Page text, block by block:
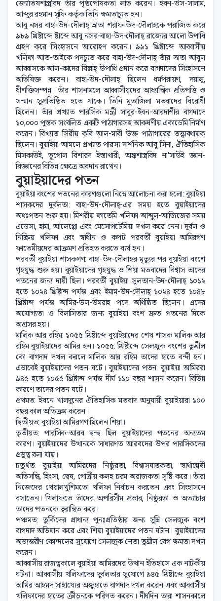
জ্যোতিষশাস্ত্রবিদ তাঁর পৃষ্ঠপোষকতা লাভ করেন। ইবন-উস-সালাম,
আব্দুর রহমান সৃফি কর্তৃক তিনি ক্ষমতাচ্যুত হন।
আবু নসর বাহা-উদ-দৌলাহ্ ভ্রাতা শরাফ-উদ-দৌলাহকে পরাজিত করে
৯৮৯ খ্রিষ্টাব্দে ষ্টাব্দে আবু নসর-বাহা-উদ-দৌলাহ্ রাজ্যের আলো উপাধি
গ্রহণ করে সিংহাসনে আরোহণ করেন। ৯৯১ খ্রিষ্টাব্দে আব্বাসীয়
খলিফা আত-তাইকে পদচ্যুত করে বাহা-উদ-দৌলাহ্ তাঁর ভ্রাতা আবুল
আব্বাসকে আল-কাদের বিল্লাহ্ উপাধি প্রদান করে বাগদাদের সিংহাসনে
অভিষিক্ত করেন। বাহা-উদ-দৌলাহ্ ছিলেন ধর্মপরায়ণ, দয়ালু,
ধীশক্তিসম্পন্ন। তাঁর শাসনামলে আব্বাসীয়দের আধ্যাত্মিক প্রতিপত্তি ও
সম্মান সুপ্রতিষ্ঠিত হতে থাকে। তিনি মুতাজিলা মতবাদের বিরোধী
ছিলেন। তাঁর প্রখ্যাত পারসিক মন্ত্রী সাবুর-ইবন-আরদাশীর বাগদাদে
১০,০০০ পুস্তক সংবলিত একটি পাঠাগারসহ আকর্ষণীয় একাডেমি নির্মাণ
করেন। বিখ্যাত সিরীয় কবি আল-মাবী উক্ত পাঠাগারের তত্ত্বাবধায়ক
ছিলেন। বুয়াইয়া আমলে প্রখ্যাত পারস্য দার্শনিক আবু সিনা, ঐতিহাসিক
মিসকাউই, ভূগোল বিশারদ ইস্তাখারী, অঙ্কশাস্ত্রবিদ না'সাউই জ্ঞান-
বিজ্ঞানের বিভিন্ন ক্ষেত্রে অবদান রাখেন।
বুয়াইয়াদের পতন
বুয়াইয়া বংশের পতনের কারণগুলো নিম্নে আলোচনা করা হলো: বুয়াইয়া
শাসকদের দুর্বলতা: বাহা-উদ-দৌলাহ্-এর সময় হতে বুয়াইয়াদের
অধঃপতন শুরু হয়। মিশরীয় ফাতেমি খলিফা আব্দুল-আজিজের সময়
এডেসা, হামা, আলেপ্পো এবং মেসোপটেমিয়া দখল করে নেন। দুর্বল ও
নিষ্ক্রিয় খলিফা এবং স্বাধীন ও কপট পরবর্তী বুয়াইয়া আমিরগণ
ফাতেমীয়দের আক্রমণ প্রতিহত করতে ব্যর্থ হন।
পরবর্তী বুয়াইয়া শাসকগণ: বাহা-উদ-দৌলাহর মৃত্যুর পর বুয়াইয়া বংশে
গৃহযুদ্ধ শুরু হয়। বুয়াইয়াদের গৃহযুদ্ধ ও শিয়া মতবাদের বিশ্বাস তাদের
পতনের জন্য দায়ী ছিল। পরবর্তী বুয়াইয়া সুলতান-উদ-দৌলাহ্ ১০১২
হতে ১০২৪ খ্রিষ্টাব্দ পর্যন্ত এবং ইমাম-উদ-দৌলাহ্ ১০২৪ হতে ১০৪৮
খ্রিষ্টাব্দ পর্যন্ত আমির-উল-উমরাহ পদে অধিষ্ঠিত ছিলেন। এদের
অযোগ্যতা ও বিলাসিতার জন্য বুয়াইয়া বংশ দ্রুত পতনের দিকে
অগ্রসর হয়।
মালিক আর রহিম: ১০৫৫ খ্রিষ্টাব্দে বুয়াইয়াদের শেষ শাসক মালিক আর
রহিম বুয়াইয়াদের আমির হন। ১০৫৫. খ্রিষ্টাব্দে সেলজুক বংশের তুঘ্রীল
কো বাগদাদ দখল করলে মালিক আর রহিম তাদের হাতে বন্দী হন।
এভাবেই বুয়াইয়াদের পতন ঘটে। বুয়াইয়াদের পতন: বুয়াইয়া আমিররা
৯৪৫ হতে ১০৫৫ খ্রিষ্টাব্দ পর্যন্ত দীর্ঘ ১১০ বছর শাসন করেন। বিভিন্ন
কারণে তাদের পতন ঘটে।
প্রথমত: ইবনে খালদুনের ঐতিহাসিক মতবাদ অনুযায়ী বুয়াইয়ারা ১০০
বছর কাল অতিক্রম করেন।
দ্বিতীয়ত: বুয়াইয়া আমিরগণ ছিলেন শিয়া।
তৃতীয়ত: পারসিক-আরব দ্বন্দ্ব ছিল বুয়াইয়াদের পতনের অন্যতম
কারণ। বুয়াইয়াদের উত্থানকে সাধারণত আরবদের উপর পারসিকদের
প্রভুত্ব বলা যায়।
চতুর্থত: বুয়াইয়া আমিরদের নিষ্ঠুরতা, বিশ্বাসঘাতকতা, স্বার্থান্বেষী
অভিসন্ধি, হিংসা, দ্বেষ, গোত্রীয় কলহ চরম অরাজকতা সৃষ্টি করে। তাঁরা
নিজেদের খেয়ালখুশিমতো খলিফা নির্বাচন করতেন এবং সিংহাসনে
বসাতেন। খিলাফতে তাঁদের অপরিসীম প্রভাব, নিষ্ঠুরতা ও অত্যাচার
তাদের পতনকে ত্বরান্বিত করে।
পঞ্চমত: তুর্কিদের প্রাধান্য পুনঃপ্রতিষ্ঠার জন্য সুন্নি সেলজুক বংশ
বাগদাদ অভিযান করে এবং শিয়া বুয়াইয়াদের পতন ঘটান। বুয়াইয়াদের
অভ্যন্তরীণ কোন্দলের সুযোগে সেলজুক নেতা তুঘ্রীল বেগ ক্ষমতা দখল
করেন।
আব্বাসীয় রাজত্বকালে বুয়াইয়া আমিরদের উত্থান ইতিহাসে এক নাটকীয়
ঘটনা। আব্বাসীয় খলিফাদের দুর্বলতার সুযোগে ৯৪৫ খ্রিষ্টাব্দে বুয়াইয়া
আমির আহমদ সাহায্যের অজুহাতে বাগদাদ দখল করেন এবং আব্বাসীয়
খলিফাদের হাতের ক্রীড়নকে পরিণত করেন। দীর্ঘদিন তারা শাসনকালে